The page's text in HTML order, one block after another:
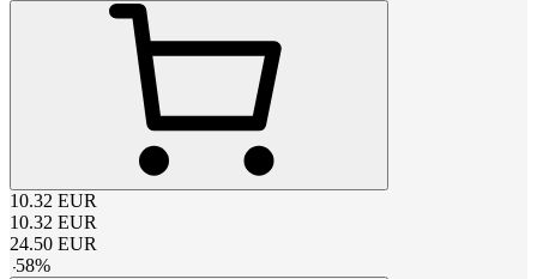
10.32 EUR
10.32 EUR
24.50 EUR
-58%